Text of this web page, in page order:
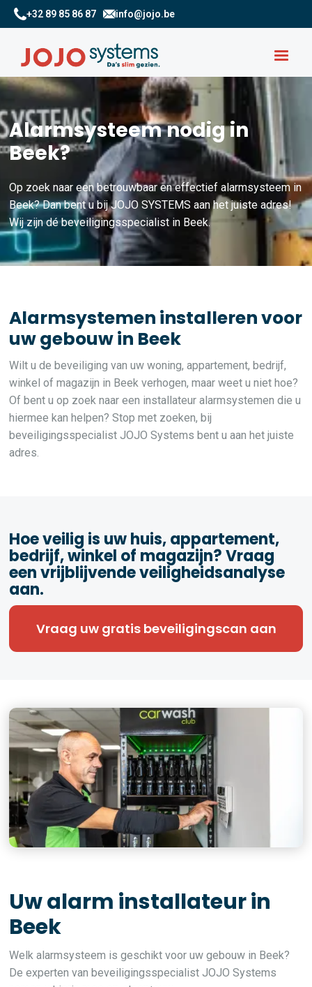
+32 89 85 86 87 info@jojo.be
Alarmsysteem nodig in
Beek?
Op zoek naar een betrouwbaar en effectief alarmsysteem in
Beek? Dan bent u bij JOJO SYSTEMS aan het juiste adres!
Wij zijn dé beveiligingsspecialist in Beek.
Alarmsystemen installeren voor
uw gebouw in Beek
Wilt u de beveiliging van uw woning, appartement, bedrijf,
winkel of magazijn in Beek verhogen, maar weet u niet hoe?
Of bent u op zoek naar een installateur alarmsystemen die u
hiermee kan helpen? Stop met zoeken, bij
beveiligingsspecialist JOJO Systems bent u aan het juiste
adres.
Hoe veilig is uw huis, appartement,
bedrijf, winkel of magazijn? Vraag
een vrijblijvende veiligheidsanalyse
aan.
Vraag uw gratis beveiligingscan aan
Uw alarm installateur in
Beek
Welk alarmsysteem is geschikt voor uw gebouw in Beek?
De experten van beveiligingsspecialist JOJO Systems